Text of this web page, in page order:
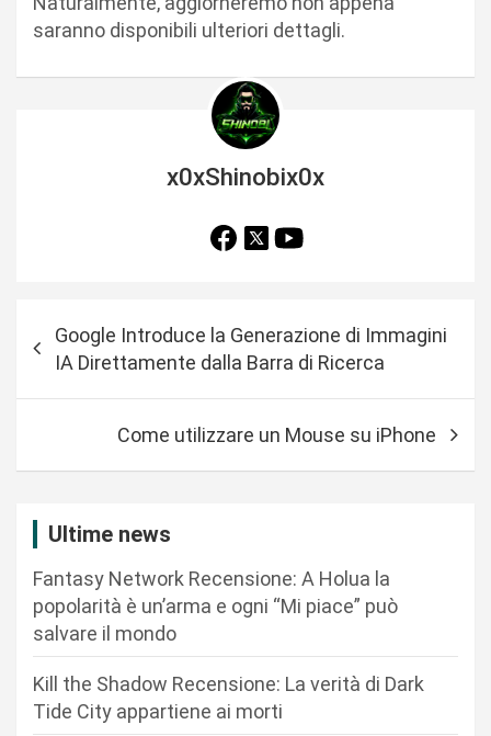
saranno disponibili ulteriori dettagli.
x0xShinobix0x
Google Introduce la Generazione di Immagini
IA Direttamente dalla Barra di Ricerca
Come utilizzare un Mouse su iPhone
Ultime news
Fantasy Network Recensione: A Holua la
popolarità è un’arma e ogni “Mi piace” può
salvare il mondo
Kill the Shadow Recensione: La verità di Dark
Tide City appartiene ai morti